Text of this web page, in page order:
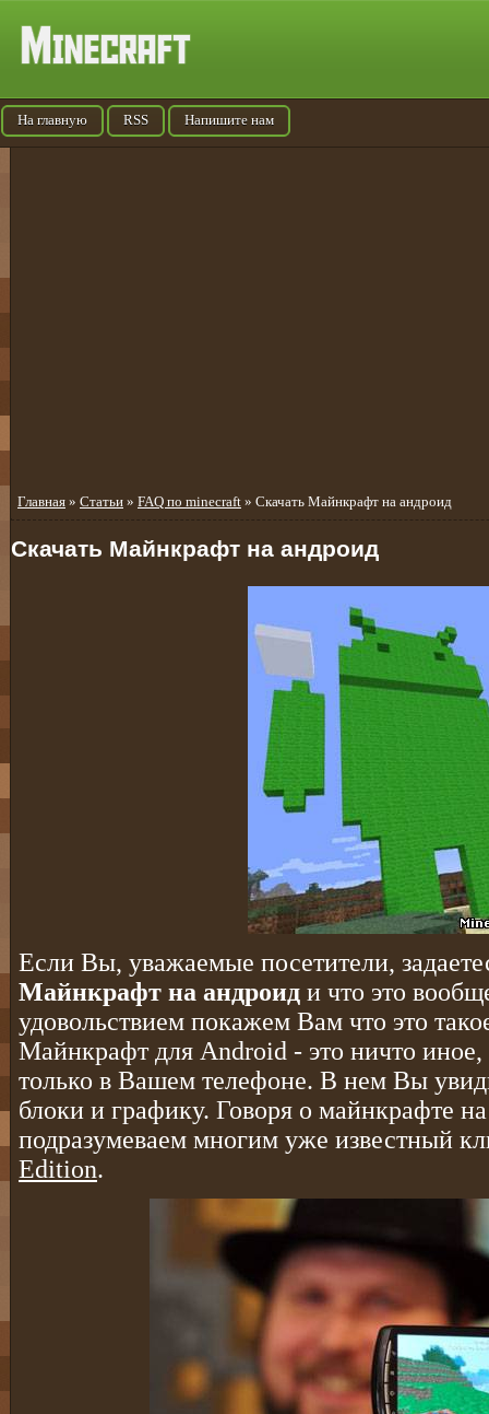
На главную RSS Напишите нам
Главная » Статьи » FAQ по minecraft » Скачать Майнкрафт на андроид
Скачать Майнкрафт на андроид
Если Вы, уважаемые посетители,
Майнкрафт на андроид и что это
удовольствием покажем Вам что это
Майнкрафт для Android - это ничто
только в Вашем телефоне. В нем Вы
блоки и графику. Говоря о майнкрафте
подразумеваем многим уже известный
Edition.